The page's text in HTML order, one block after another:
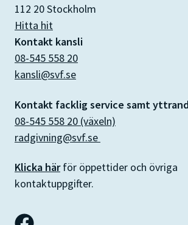
112 20 Stockholm
Hitta hit
Kontakt kansli
08-545 558 20
kansli@svf.se
Kontakt facklig service samt
08-545 558 20 (växeln)
radgivning@svf.se
Klicka härför öppettider och övriga
kontaktuppgifter.